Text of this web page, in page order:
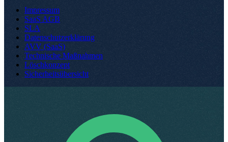
Impressum
SaaS AGB
SLA
Datenschutzerklärung
AVV (SaaS)
Technische Maßnahmen
Löschkonzept
Sicherheitsübersicht